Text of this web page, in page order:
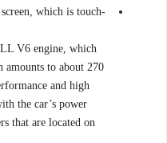
which is touch-
V6 engine, which
amounts to about 270
and high
the car’s power
that are located on